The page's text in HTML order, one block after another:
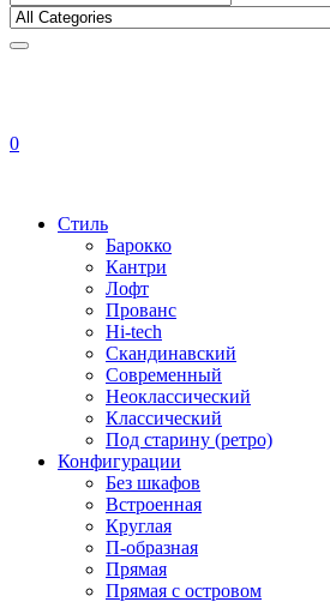
0
Стиль
Барокко
Кантри
Лофт
Прованс
Hi-tech
Скандинавский
Современный
Неоклассический
Классический
Под старину (ретро)
Конфигурации
Без шкафов
Встроенная
Круглая
П-образная
Прямая
Прямая с островом